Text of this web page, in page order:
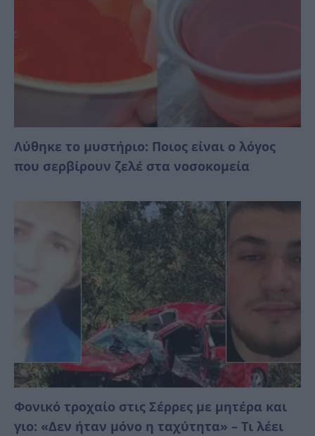
Λύθηκε το μυστήριο: Ποιος είναι ο λόγος
που σερβίρουν ζελέ στα νοσοκομεία
Φονικό τροχαίο στις Σέρρες με μητέρα και
γιο: «Δεν ήταν μόνο η ταχύτητα» – Τι λέει